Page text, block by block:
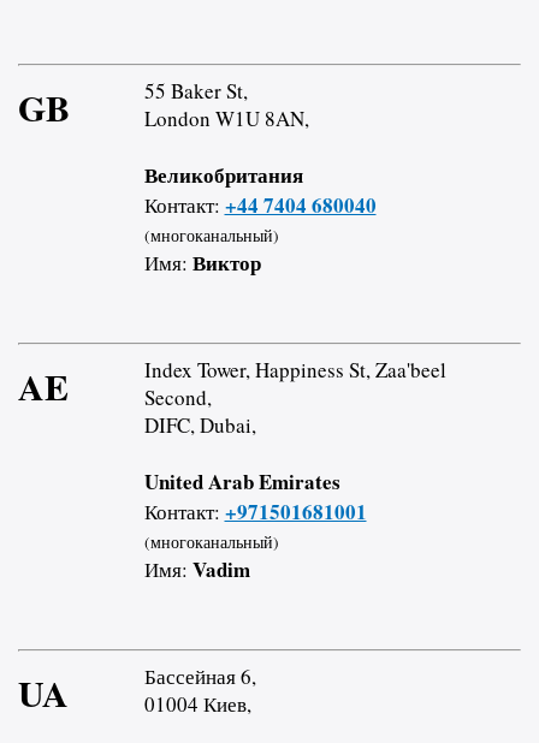
GB
55 Baker St,
London W1U 8AN,
Великобритания
Контакт: +44 7404 680040
(многоканальный)
Имя: Виктор
AE
Index Tower, Happiness St, Zaa'beel
Second,
DIFC, Dubai,
United Arab Emirates
Контакт: +971501681001
(многоканальный)
Имя: Vadim
UA
Бассейная 6,
01004 Киев,